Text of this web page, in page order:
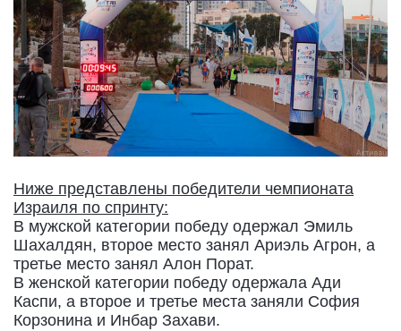
Ниже представлены победители чемпионата
Израиля по спринту:
В мужской категории победу одержал Эмиль
Шахалдян, второе место занял Ариэль Агрон, а
третье место занял Алон Порат.
В женской категории победу одержала Ади
Каспи, а второе и третье места заняли София
Корзонина и Инбар Захави.